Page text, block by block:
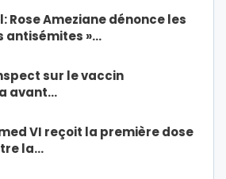
Rose Ameziane dénonce les
antisémites »…
sur le vaccin
avant…
VI reçoit la première dose
la…